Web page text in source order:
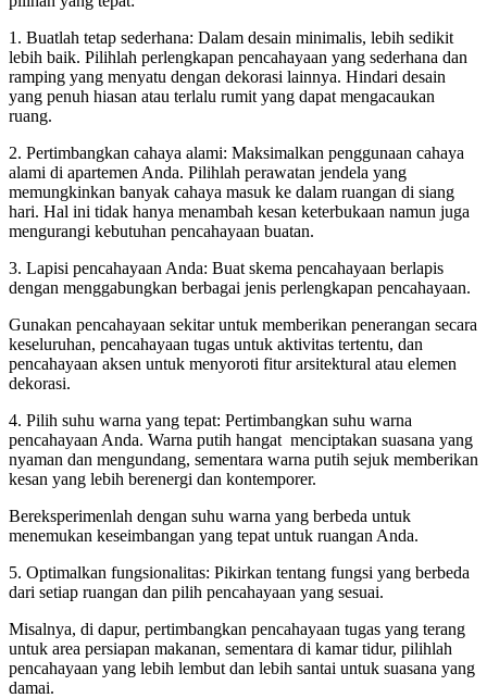
1. Buatlah tetap sederhana: Dalam desain minimalis, lebih sedikit
lebih baik. Pilihlah perlengkapan pencahayaan yang sederhana dan
ramping yang menyatu dengan dekorasi lainnya. Hindari desain
yang penuh hiasan atau terlalu rumit yang dapat mengacaukan
ruang.
2. Pertimbangkan cahaya alami: Maksimalkan penggunaan cahaya
alami di apartemen Anda. Pilihlah perawatan jendela yang
memungkinkan banyak cahaya masuk ke dalam ruangan di siang
hari. Hal ini tidak hanya menambah kesan keterbukaan namun juga
mengurangi kebutuhan pencahayaan buatan.
3. Lapisi pencahayaan Anda: Buat skema pencahayaan berlapis
dengan menggabungkan berbagai jenis perlengkapan pencahayaan.
Gunakan pencahayaan sekitar untuk memberikan penerangan secara
keseluruhan, pencahayaan tugas untuk aktivitas tertentu, dan
pencahayaan aksen untuk menyoroti fitur arsitektural atau elemen
dekorasi.
4. Pilih suhu warna yang tepat: Pertimbangkan suhu warna
pencahayaan Anda. Warna putih hangat menciptakan suasana yang
nyaman dan mengundang, sementara warna putih sejuk memberikan
kesan yang lebih berenergi dan kontemporer.
Bereksperimenlah dengan suhu warna yang berbeda untuk
menemukan keseimbangan yang tepat untuk ruangan Anda.
5. Optimalkan fungsionalitas: Pikirkan tentang fungsi yang berbeda
dari setiap ruangan dan pilih pencahayaan yang sesuai.
Misalnya, di dapur, pertimbangkan pencahayaan tugas yang terang
untuk area persiapan makanan, sementara di kamar tidur, pilihlah
pencahayaan yang lebih lembut dan lebih santai untuk suasana yang
damai.